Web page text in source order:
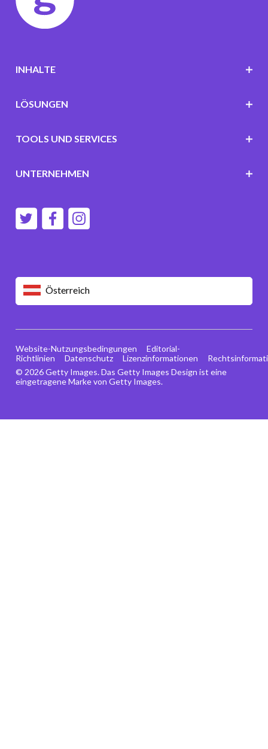
Österreich
INHALTE
LÖSUNGEN
TOOLS UND SERVICES
UNTERNEHMEN
© 2026 Getty Images. Das Getty Images Design ist eine
eingetragene Marke von Getty Images.
Website-Nutzungsbedingungen
Editorial-
Richtlinien
Datenschutz Lizenzinformationen